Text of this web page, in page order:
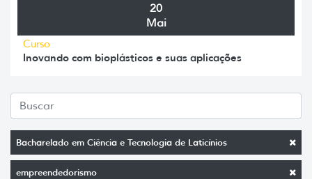
Bacharelado em Ciência e Tecnologia de Laticínios
empreendedorismo
20
Mai
Curso
Inovando com bioplásticos e suas aplicações